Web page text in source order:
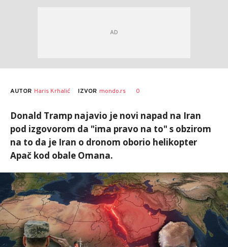
AUTOR Haris Krhalić IZVOR mondo.rs 0
Donald Tramp najavio je novi napad na Iran
pod izgovorom da "ima pravo na to" s obzirom
na to da je Iran o dronom oborio helikopter
Apač kod obale Omana.